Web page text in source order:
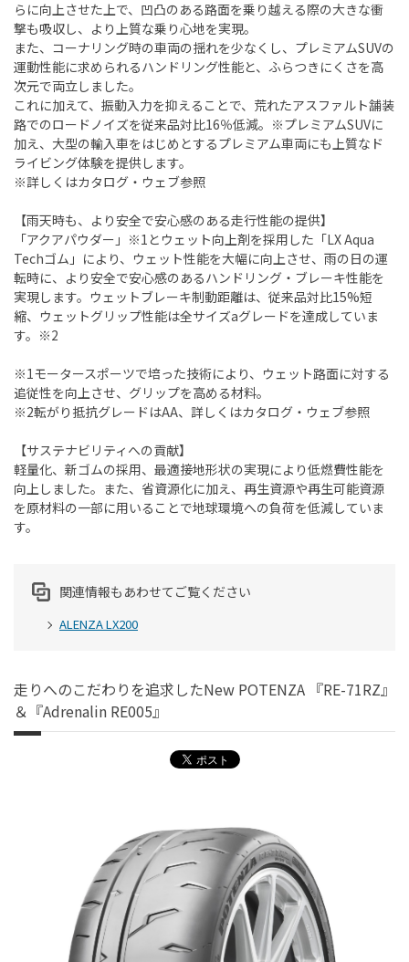
らに向上させた上で、凹凸のある路面を乗り越える際の大きな衝
撃も吸収し、より上質な乗り心地を実現。
また、コーナリング時の車両の揺れを少なくし、プレミアムSUVの
運動性能に求められるハンドリング性能と、ふらつきにくさを高
次元で両立しました。
これに加えて、振動入力を抑えることで、荒れたアスファルト舗装
路でのロードノイズを従来品対比16％低減。※プレミアムSUVに
加え、大型の輸入車をはじめとするプレミアム車両にも上質なド
ライビング体験を提供します。
※詳しくはカタログ・ウェブ参照
【雨天時も、より安全で安心感のある走行性能の提供】
「アクアパウダー」※1とウェット向上剤を採用した「LX Aqua
Techゴム」により、ウェット性能を大幅に向上させ、雨の日の運
転時に、より安全で安心感のあるハンドリング・ブレーキ性能を
実現します。ウェットブレーキ制動距離は、従来品対比15%短
縮、ウェットグリップ性能は全サイズaグレードを達成していま
す。※2
※1モータースポーツで培った技術により、ウェット路面に対する
追従性を向上させ、グリップを高める材料。
※2転がり抵抗グレードはAA、詳しくはカタログ・ウェブ参照
【サステナビリティへの貢献】
軽量化、新ゴムの採用、最適接地形状の実現により低燃費性能を
向上しました。また、省資源化に加え、再生資源や再生可能資源
を原材料の一部に用いることで地球環境への負荷を低減していま
す。
関連情報もあわせてご覧ください
ALENZA LX200
走りへのこだわりを追求したNew POTENZA 『RE-71RZ』
＆『Adrenalin RE005』